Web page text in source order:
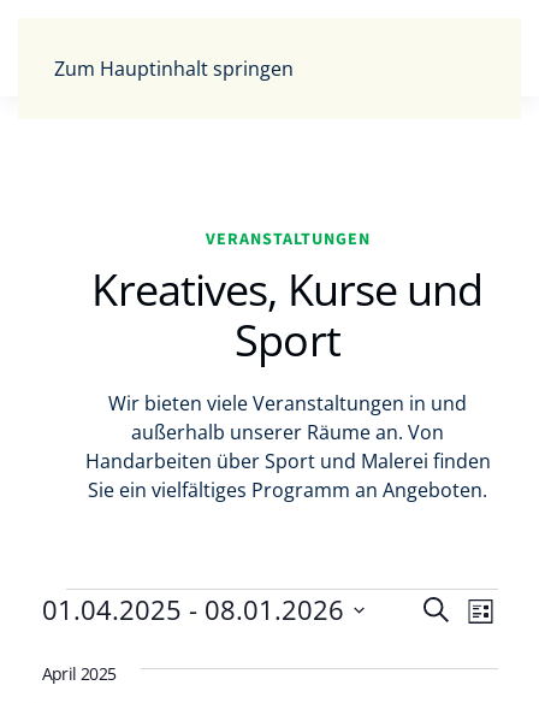
Zum Hauptinhalt springen
VERANSTALTUNGEN
Kreatives, Kurse und
Sport
Wir bieten viele Veranstaltungen in und
außerhalb unserer Räume an. Von
Handarbeiten über Sport und Malerei finden
Sie ein vielfältiges Programm an Angeboten.
Veranstaltungen SucheListe
01.04.2025 - 08.01.2026
wählen.
April 2025